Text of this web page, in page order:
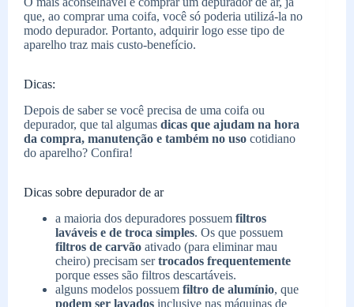
que, ao comprar uma coifa, você só poderia utilizá-la no
modo depurador. Portanto, adquirir logo esse tipo de
aparelho traz mais custo-benefício.
Dicas:
Depois de saber se você precisa de uma coifa ou
depurador, que tal algumas dicas que ajudam na hora
da compra, manutenção e também no uso cotidiano
do aparelho? Confira!
Dicas sobre depurador de ar
a maioria dos depuradores possuem filtros
laváveis e de troca simples. Os que possuem
filtros de carvão ativado (para eliminar mau
cheiro) precisam sertrocados frequentemente
porque esses são filtros descartáveis.
alguns modelos possuem filtro de alumínio, que
podem ser lavados inclusive nas máquinas de